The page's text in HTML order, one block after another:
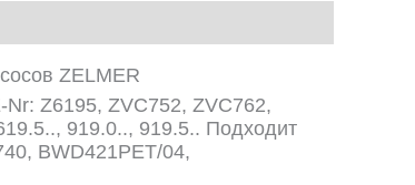
ZELMER
Z6195, ZVC752, ZVC762,
919.0.., 919.5.. Подходит
BWD421PET/04,